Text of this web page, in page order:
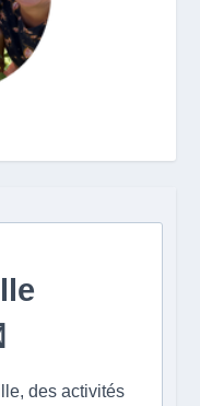
des activités